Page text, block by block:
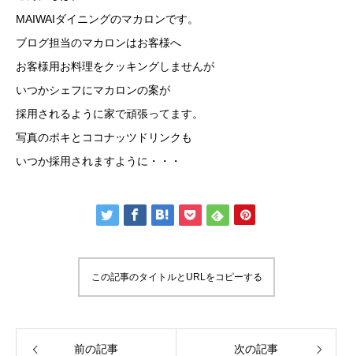
MAIWAIダイニングのマカロンです。
ブログ担当のマカロンはお客様へ
お客様用お料理をクッキングしませんが
いつかシェフにマカロンの案が
採用されるように家で頑張ってます。
写真のポキとココナッツドリンクも
いつか採用されますように・・・
この記事のタイトルとURLをコピーする
前の記事 次の記事